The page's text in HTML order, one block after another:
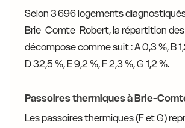
Selon 3 696 logements
Brie-Comte-Robert, la répartition des
décompose comme suit : A 0,3 %, B
D 32,5 %, E 9,2 %, F 2,3 %, G 1,2 %.
Passoires thermiques à Brie-
Les passoires thermiques (F et G)